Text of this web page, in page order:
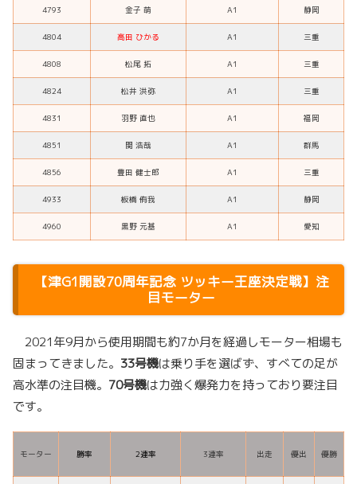
4793 金子 萌 A1 静岡
4804 高田 ひかる A1 三重
4808 松尾 拓 A1 三重
4824 松井 洪弥 A1 三重
4831 羽野 直也 A1 福岡
4851 関 浩哉 A1 群馬
4856 豊田 健士郎 A1 三重
4933 板橋 侑我 A1 静岡
4960 黒野 元基 A1 愛知
【津G1開設70周年記念 ツッキー王座決定戦】注
目モーター
2021年9月から使用期間も約7か月を経過しモーター相場も
固まってきました。 33号機は乗り手を選ばず、すべての足が
高水準の注目機。 70号機は力強く爆発力を持っており要注目
です。
モーター 勝率 2連率 3連率 出走 優出 優勝